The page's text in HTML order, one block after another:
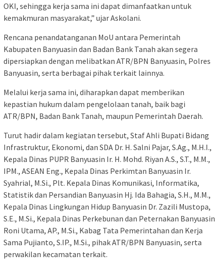
OKI, sehingga kerja sama ini dapat dimanfaatkan untuk
kemakmuran masyarakat,” ujar Askolani.
Rencana penandatanganan MoU antara Pemerintah
Kabupaten Banyuasin dan Badan Bank Tanah akan segera
dipersiapkan dengan melibatkan ATR/BPN Banyuasin, Polres
Banyuasin, serta berbagai pihak terkait lainnya.
Melalui kerja sama ini, diharapkan dapat memberikan
kepastian hukum dalam pengelolaan tanah, baik bagi
ATR/BPN, Badan Bank Tanah, maupun Pemerintah Daerah.
Turut hadir dalam kegiatan tersebut, Staf Ahli Bupati Bidang
Infrastruktur, Ekonomi, dan SDA Dr. H. Salni Pajar, S.Ag., M.H.I.,
Kepala Dinas PUPR Banyuasin Ir. H. Mohd. Riyan A.S., S.T., M.M.,
IPM., ASEAN Eng., Kepala Dinas Perkimtan Banyuasin Ir.
Syahrial, M.Si., Plt. Kepala Dinas Komunikasi, Informatika,
Statistik dan Persandian Banyuasin Hj. Ida Bahagia, S.H., M.M.,
Kepala Dinas Lingkungan Hidup Banyuasin Dr. Zazili Mustopa,
S.E., M.Si., Kepala Dinas Perkebunan dan Peternakan Banyuasin
Roni Utama, AP., M.Si., Kabag Tata Pemerintahan dan Kerja
Sama Pujianto, S.IP., M.Si., pihak ATR/BPN Banyuasin, serta
perwakilan kecamatan terkait.